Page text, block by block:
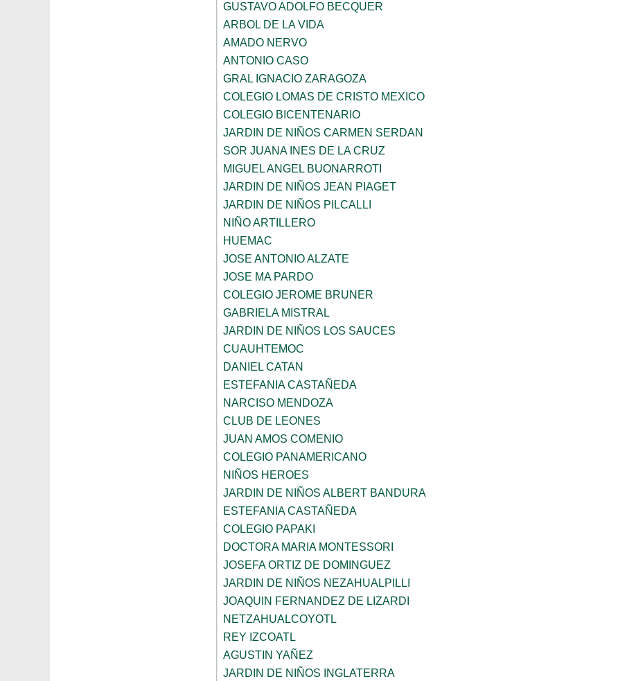
GUSTAVO ADOLFO BECQUER
ARBOL DE LA VIDA
AMADO NERVO
ANTONIO CASO
GRAL IGNACIO ZARAGOZA
COLEGIO LOMAS DE CRISTO MEXICO
COLEGIO BICENTENARIO
JARDIN DE NIÑOS CARMEN SERDAN
SOR JUANA INES DE LA CRUZ
MIGUEL ANGEL BUONARROTI
JARDIN DE NIÑOS JEAN PIAGET
JARDIN DE NIÑOS PILCALLI
NIÑO ARTILLERO
HUEMAC
JOSE ANTONIO ALZATE
JOSE MA PARDO
COLEGIO JEROME BRUNER
GABRIELA MISTRAL
JARDIN DE NIÑOS LOS SAUCES
CUAUHTEMOC
DANIEL CATAN
ESTEFANIA CASTAÑEDA
NARCISO MENDOZA
CLUB DE LEONES
JUAN AMOS COMENIO
COLEGIO PANAMERICANO
NIÑOS HEROES
JARDIN DE NIÑOS ALBERT BANDURA
ESTEFANIA CASTAÑEDA
COLEGIO PAPAKI
DOCTORA MARIA MONTESSORI
JOSEFA ORTIZ DE DOMINGUEZ
JARDIN DE NIÑOS NEZAHUALPILLI
JOAQUIN FERNANDEZ DE LIZARDI
NETZAHUALCOYOTL
REY IZCOATL
AGUSTIN YAÑEZ
JARDIN DE NIÑOS INGLATERRA